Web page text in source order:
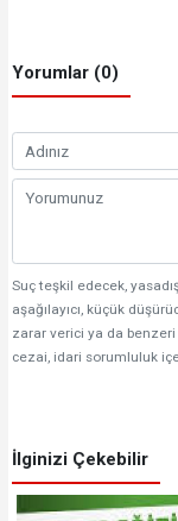
Yorumlar (0)
Suç teşkil edecek,
aşağılayıcı, küçük
zarar verici ya da
cezai, idari sorumluluk
İlginizi Çekebilir